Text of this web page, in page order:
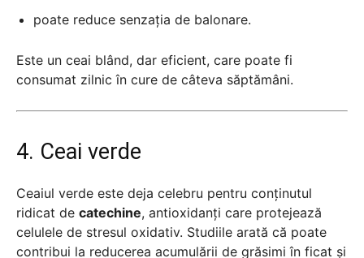
poate reduce senzația de balonare.
Este un ceai blând, dar eficient, care poate fi
consumat zilnic în cure de câteva săptămâni.
4. Ceai verde
Ceaiul verde este deja celebru pentru conținutul
ridicat de catechine, antioxidanți care protejează
celulele de stresul oxidativ. Studiile arată că poate
contribui la reducerea acumulării de grăsimi în ficat și